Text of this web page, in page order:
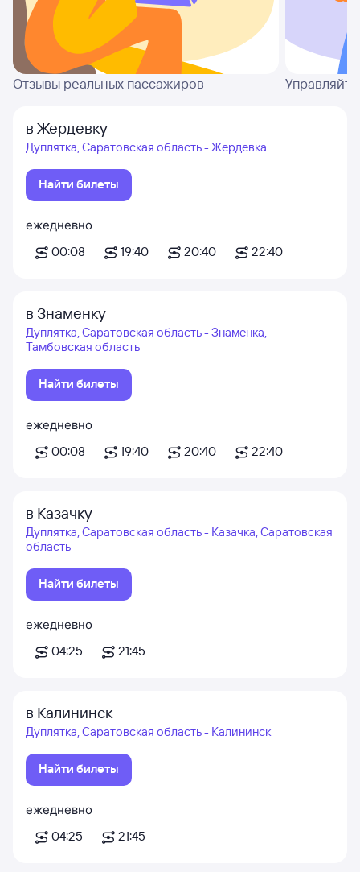
Отзывы реальных пассажиров
в Жердевку
Дуплятка, Саратовская область - Жердевка
Найти билеты
ежедневно
00:08
19:40 20:40 22:40
в Знаменку
Дуплятка, Саратовская область - Знаменка,
Тамбовская область
Найти билеты
ежедневно
00:08
19:40 20:40 22:40
в Казачку
Дуплятка, Саратовская область - Казачка, Саратовская
область
Найти билеты
ежедневно
04:25
21:45
в Калининск
Дуплятка, Саратовская область - Калининск
Найти билеты
ежедневно
04:25
21:45